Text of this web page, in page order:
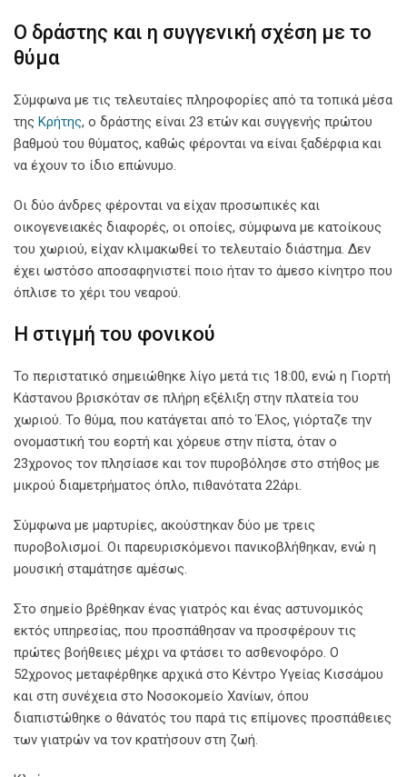
Ο δράστης και η συγγενική σχέση με το
θύμα
Σύμφωνα με τις τελευταίες πληροφορίες από τα τοπικά μέσα
της Κρήτης, ο δράστης είναι 23 ετών και συγγενής πρώτου
βαθμού του θύματος, καθώς φέρονται να είναι ξαδέρφια και
να έχουν το ίδιο επώνυμο.
Οι δύο άνδρες φέρονται να είχαν προσωπικές και
οικογενειακές διαφορές, οι οποίες, σύμφωνα με κατοίκους
του χωριού, είχαν κλιμακωθεί το τελευταίο διάστημα. Δεν
έχει ωστόσο αποσαφηνιστεί ποιο ήταν το άμεσο κίνητρο που
όπλισε το χέρι του νεαρού.
Η στιγμή του φονικού
Το περιστατικό σημειώθηκε λίγο μετά τις 18:00, ενώ η Γιορτή
Κάστανου βρισκόταν σε πλήρη εξέλιξη στην πλατεία του
χωριού. Το θύμα, που κατάγεται από το Έλος, γιόρταζε την
ονομαστική του εορτή και χόρευε στην πίστα, όταν ο
23χρονος τον πλησίασε και τον πυροβόλησε στο στήθος με
μικρού διαμετρήματος όπλο, πιθανότατα 22άρι.
Σύμφωνα με μαρτυρίες, ακούστηκαν δύο με τρεις
πυροβολισμοί. Οι παρευρισκόμενοι πανικοβλήθηκαν, ενώ η
μουσική σταμάτησε αμέσως.
Στο σημείο βρέθηκαν ένας γιατρός και ένας αστυνομικός
εκτός υπηρεσίας, που προσπάθησαν να προσφέρουν τις
πρώτες βοήθειες μέχρι να φτάσει το ασθενοφόρο. Ο
52χρονος μεταφέρθηκε αρχικά στο Κέντρο Υγείας Κισσάμου
και στη συνέχεια στο Νοσοκομείο Χανίων, όπου
διαπιστώθηκε ο θάνατός του παρά τις επίμονες προσπάθειες
των γιατρών να τον κρατήσουν στη ζωή.